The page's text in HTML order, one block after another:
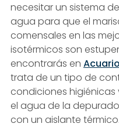
necesitar un sistema
agua para que el
comensales en las
isotérmicos son
encontrarás en
trata de un tipo de
condiciones
el agua de la
con un aislante térmico.